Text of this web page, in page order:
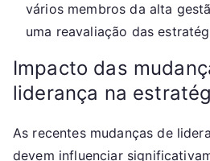
vários membros da alta
uma reavaliação das
Impacto das
liderança na
As recentes mudanças de
devem influenciar